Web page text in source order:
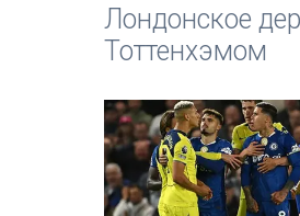
Лондонское
Тоттенхэмом